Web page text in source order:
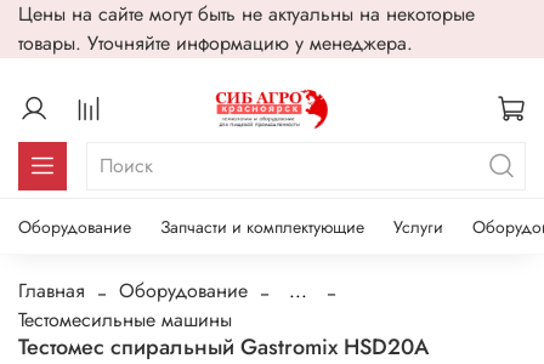
Цены на сайте могут быть не актуальны на некоторые
товары. Уточняйте информацию у менеджера.
Оборудование Запчасти и комплектующие Услуги
Главная Оборудование
...
Тестомесильные машины
Тестомес спиральный Gastromix HSD20A